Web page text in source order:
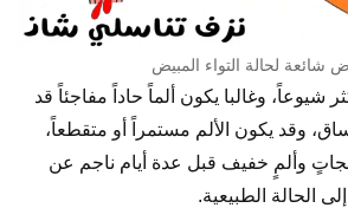
شائعة لحالة التواء المبيض
شيوعاً، وغالبا يكون ألماً حاداً مفاجئاً قد
وقد يكون الألم مستمراً أو متقطعاً،
وألمٍ خفيف قبل عدة أيام ناجم عن
الحالة الطبيعية.